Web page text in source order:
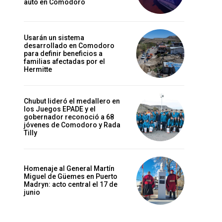
auto en Comodoro
Usarán un sistema
desarrollado en Comodoro
para definir beneficios a
familias afectadas por el
Hermitte
Chubut lideró el medallero en
los Juegos EPADE y el
gobernador reconoció a 68
jóvenes de Comodoro y Rada
Tilly
Homenaje al General Martín
Miguel de Güemes en Puerto
Madryn: acto central el 17 de
junio